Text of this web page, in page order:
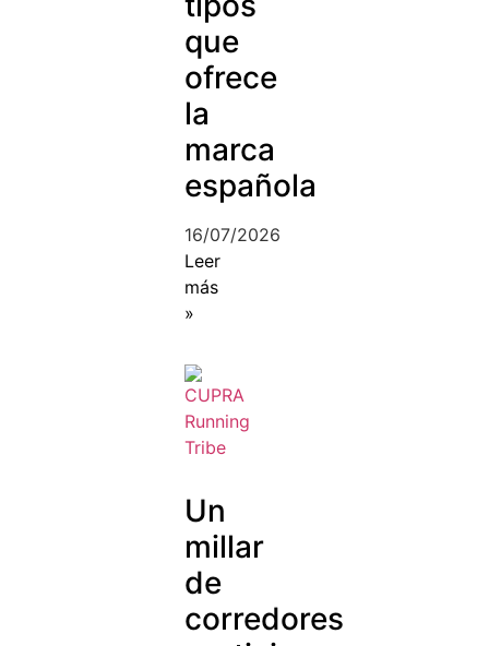
que
ofrece
la
marca
española
16/07/2026
Leer
más
»
Un
millar
de
corredores